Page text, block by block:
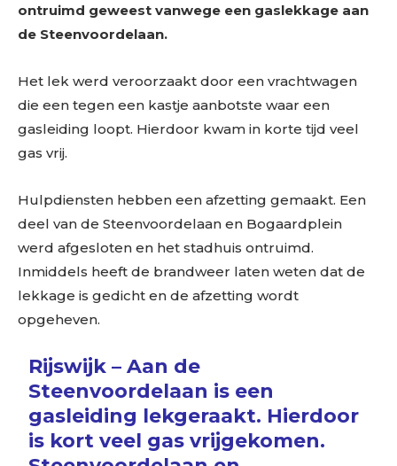
ontruimd geweest vanwege een gaslekkage aan
de Steenvoordelaan.
Het lek werd veroorzaakt door een vrachtwagen
die een tegen een kastje aanbotste waar een
gasleiding loopt. Hierdoor kwam in korte tijd veel
gas vrij.
Hulpdiensten hebben een afzetting gemaakt. Een
deel van de Steenvoordelaan en Bogaardplein
werd afgesloten en het stadhuis ontruimd.
Inmiddels heeft de brandweer laten weten dat de
lekkage is gedicht en de afzetting wordt
opgeheven.
Rijswijk – Aan de
Steenvoordelaan is een
gasleiding lekgeraakt. Hierdoor
is kort veel gas vrijgekomen.